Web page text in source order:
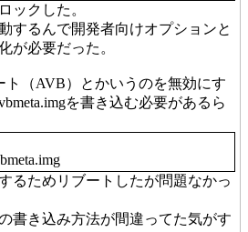
ックした。
するんで開発者向けオプションと
が必要だった。
ト（AVB）とかいうのを無効にす
を書き込む必要があるら
るためリブートしたが問題なかっ
書き込み方法が間違ってた気がす